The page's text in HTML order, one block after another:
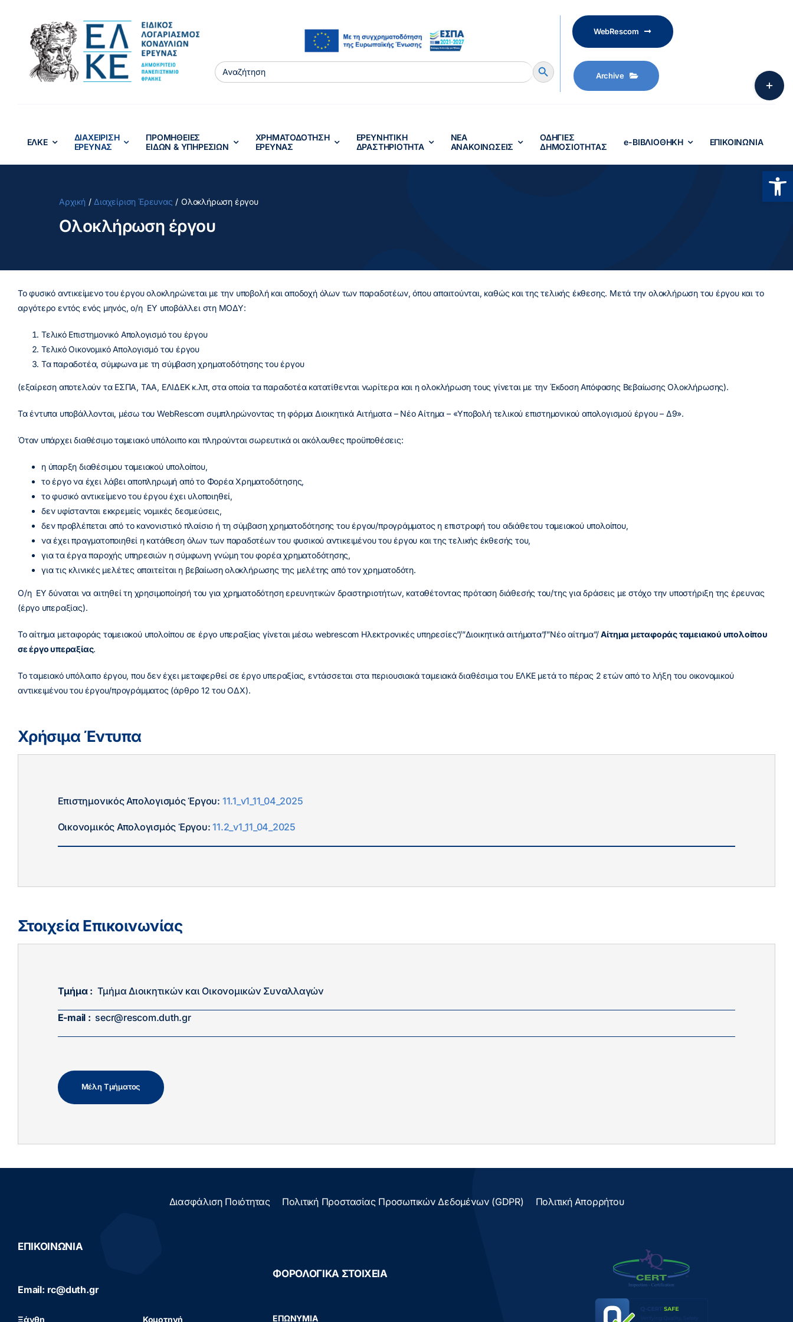
περιεχόμενο
Search
for:
Search Button
WebRescom
Archive
ΕΛΚΕ
ΔΙΑΧΕΙΡΙΣΗ
ΕΡΕΥΝΑΣ
ΠΡΟΜΗΘΕΙΕΣ
ΕΙΔΩΝ & ΥΠΗΡΕΣΙΩΝ
ΧΡΗΜΑΤΟΔΟΤΗΣΗ
ΕΡΕΥΝΑΣ
ΕΡΕΥΝΗΤΙΚΗ
ΔΡΑΣTΗΡΙΟΤΗΤΑ
ΝΕΑ
ΑΝΑΚΟΙΝΩΣΕΙΣ
ΟΔΗΓΙΕΣ
ΔΗΜΟΣΙΟΤΗΤΑΣ
e-ΒΙΒΛΙΟΘΗΚΗ ΕΠΙΚΟΙΝΩΝΙΑ
Αρχική Διαχείριση Έρευνας Ολοκλήρωση έργου
Ολοκλήρωση έργου
Το φυσικό αντικείμενο του έργου ολοκληρώνεται με την υποβολή και αποδοχή όλων των παραδοτέων, όπου απαιτούνται, καθώς και της τελικής έκθεσης. Μετά την ολοκλήρωση του έργου και το
αργότερο εντός ενός μηνός, ο/η ΕΥ υποβάλλει στη ΜΟΔΥ:
Τελικό Επιστημονικό Απολογισμό του έργου
Τελικό Οικονομικό Απολογισμό του έργου
Τα παραδοτέα, σύμφωνα με τη σύμβαση χρηματοδότησης του έργου
(εξαίρεση αποτελούν τα ΕΣΠΑ, ΤΑΑ, ΕΛΙΔΕΚ κ.λπ, στα οποία τα παραδοτέα κατατίθενται νωρίτερα και η ολοκλήρωση τους γίνεται με την Έκδοση Απόφασης Βεβαίωσης Ολοκλήρωσης).
Τα έντυπα υποβάλλονται, μέσω του WebRescom συμπληρώνοντας τη φόρμα Διοικητικά Αιτήματα – Νέο Αίτημα – «Υποβολή τελικού επιστημονικού απολογισμού έργου – Δ9».
Όταν υπάρχει διαθέσιμο ταμειακό υπόλοιπο και πληρούνται σωρευτικά οι ακόλουθες προϋποθέσεις:
η ύπαρξη διαθέσιμου ταμειακού υπολοίπου,
το έργο να έχει λάβει αποπληρωμή από το Φορέα Χρηματοδότησης,
το φυσικό αντικείμενο του έργου έχει υλοποιηθεί,
δεν υφίστανται εκκρεμείς νομικές δεσμεύσεις,
δεν προβλέπεται από το κανονιστικό πλαίσιο ή τη σύμβαση χρηματοδότησης του έργου/προγράμματος η επιστροφή του αδιάθετου ταμειακού υπολοίπου,
να έχει πραγματοποιηθεί η κατάθεση όλων των παραδοτέων του φυσικού αντικειμένου του έργου και της τελικής έκθεσής του,
για τα έργα παροχής υπηρεσιών η σύμφωνη γνώμη του φορέα χρηματοδότησης,
για τις κλινικές μελέτες απαιτείται η βεβαίωση ολοκλήρωσης της μελέτης από τον χρηματοδότη.
Ο/η ΕΥ δύναται να αιτηθεί τη χρησιμοποίησή του για χρηματοδότηση ερευνητικών δραστηριοτήτων, καταθέτοντας πρόταση διάθεσής του/της για δράσεις με στόχο την υποστήριξη της έρευνας
(έργο υπεραξίας).
Το αίτημα μεταφοράς ταμειακού υπολοίπου σε έργο υπεραξίας γίνεται μέσω webrescom Ηλεκτρονικές υπηρεσίες”/”Διοικητικά αιτήματα”/”Νέο αίτημα”/Αίτημα μεταφοράς ταμειακού υπολοίπου
σε έργο υπεραξίας.
Το ταμειακό υπόλοιπο έργου, που δεν έχει μεταφερθεί σε έργο υπεραξίας, εντάσσεται στα περιουσιακά ταμειακά διαθέσιμα του ΕΛΚΕ μετά το πέρας 2 ετών από το λήξη του οικονομικού
αντικειμένου του έργου/προγράμματος (άρθρο 12 του ΟΔΧ).
Χρήσιμα Έντυπα
Επιστημονικός Απολογισμός Έργου: 11.1_v1_11_04_2025
Οικονομικός Απολογισμός Έργου:11.2_v1_11_04_2025
Στοιχεία Επικοινωνίας
Τμήμα : Τμήμα Διοικητικών και Οικονομικών Συναλλαγών
E-mail : secr@rescom.duth.gr
Μέλη Τμήματος
Διασφάλιση Ποιότητας Πολιτική Προστασίας Προσωπικών Δεδομένων (GDPR) Πολιτική Απορρήτου
ΕΠΙΚΟΙΝΩΝΙΑ
Email: rc@duth.gr
Ξάνθη Κομοτηνή
ΦΟΡΟΛΟΓΙΚΑ ΣΤΟΙΧΕΙΑ
ΕΠΩΝΥΜΙΑ
Toggle
Sliding